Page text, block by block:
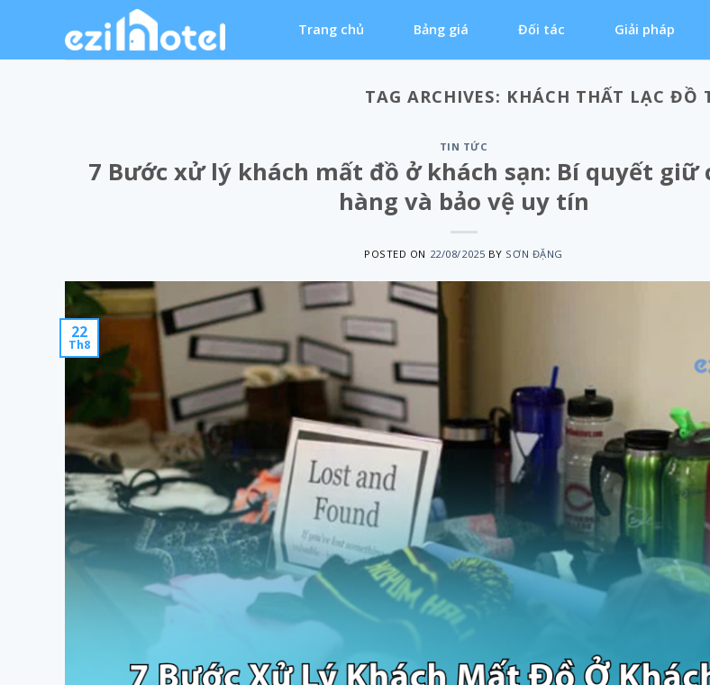
content
Trang chủ Bảng giá Đối tác Giải pháp
TAG ARCHIVES: KHÁCH THẤT LẠC ĐỒ
TIN TỨC
7 Bước xử lý khách mất đồ ở khách sạn: Bí quyết giữ
hàng và bảo vệ uy tín
POSTED ON 22/08/2025 BY SƠN ĐẶNG
22
Th8